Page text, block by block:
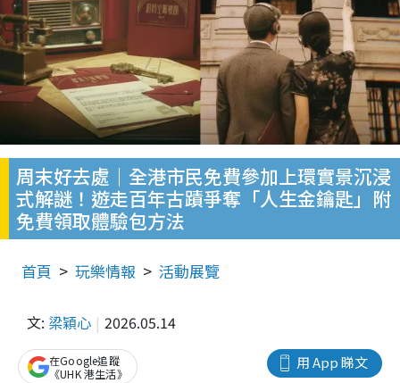
周末好去處｜全港市民免費參加上環實景沉浸
式解謎！遊走百年古蹟爭奪「人生金鑰匙」附
免費領取體驗包方法
首頁 玩樂情報 活動展覽
文: 梁穎心 2026.05.14
用 App 睇文
在Google追蹤
《UHK 港生活》